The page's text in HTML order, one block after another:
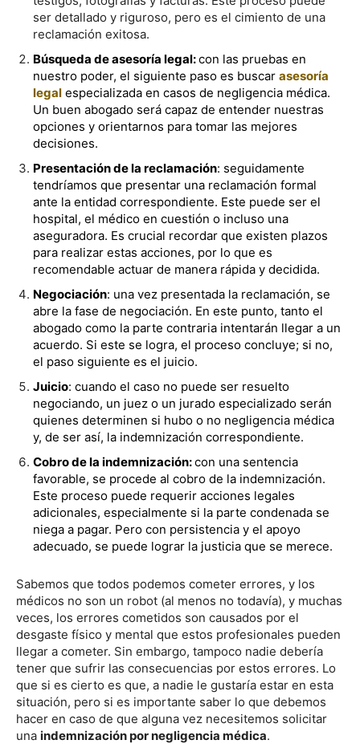
ser detallado y riguroso, pero es el cimiento de una
reclamación exitosa.
Búsqueda de asesoría legal:con las pruebas en
nuestro poder, el siguiente paso es buscar asesoría
legal especializada en casos de negligencia médica.
Un buen abogado será capaz de entender nuestras
opciones y orientarnos para tomar las mejores
decisiones.
Presentación de la reclamación: seguidamente
tendríamos que presentar una reclamación formal
ante la entidad correspondiente. Este puede ser el
hospital, el médico en cuestión o incluso una
aseguradora. Es crucial recordar que existen plazos
para realizar estas acciones, por lo que es
recomendable actuar de manera rápida y decidida.
Negociación: una vez presentada la reclamación, se
abre la fase de negociación. En este punto, tanto el
abogado como la parte contraria intentarán llegar a un
acuerdo. Si este se logra, el proceso concluye; si no,
el paso siguiente es el juicio.
Juicio: cuando el caso no puede ser resuelto
negociando, un juez o un jurado especializado serán
quienes determinen si hubo o no negligencia médica
y, de ser así, la indemnización correspondiente.
Cobro de la indemnización:con una sentencia
favorable, se procede al cobro de la indemnización.
Este proceso puede requerir acciones legales
adicionales, especialmente si la parte condenada se
niega a pagar. Pero con persistencia y el apoyo
adecuado, se puede lograr la justicia que se merece.
Sabemos que todos podemos cometer errores, y los
médicos no son un robot (al menos no todavía), y muchas
veces, los errores cometidos son causados por el
desgaste físico y mental que estos profesionales pueden
llegar a cometer. Sin embargo, tampoco nadie debería
tener que sufrir las consecuencias por estos errores. Lo
que si es cierto es que, a nadie le gustaría estar en esta
situación, pero si es importante saber lo que debemos
hacer en caso de que alguna vez necesitemos solicitar
una indemnización por negligencia médica.